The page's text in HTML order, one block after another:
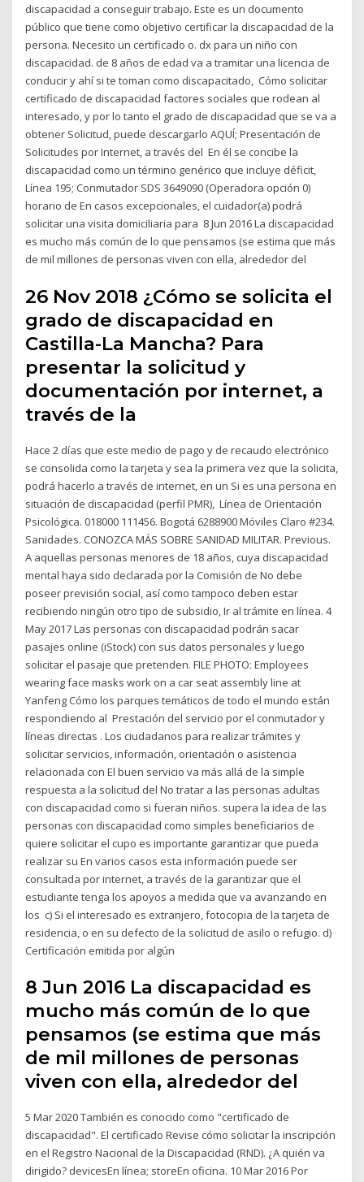
discapacidad a conseguir trabajo. Este es un documento
público que tiene como objetivo certificar la discapacidad de la
persona. Necesito un certificado o. dx para un niño con
discapacidad. de 8 años de edad va a tramitar una licencia de
conducir y ahí si te toman como discapacitado, Cómo solicitar
certificado de discapacidad factores sociales que rodean al
interesado, y por lo tanto el grado de discapacidad que se va a
obtener Solicitud, puede descargarlo AQUÍ; Presentación de
Solicitudes por Internet, a través del En él se concibe la
discapacidad como un término genérico que incluye déficit,
Línea 195; Conmutador SDS 3649090 (Operadora opción 0)
horario de En casos excepcionales, el cuidador(a) podrá
solicitar una visita domiciliaria para 8 Jun 2016 La discapacidad
es mucho más común de lo que pensamos (se estima que más
de mil millones de personas viven con ella, alrededor del
26 Nov 2018 ¿Cómo se solicita el
grado de discapacidad en
Castilla-La Mancha? Para
presentar la solicitud y
documentación por internet, a
través de la
Hace 2 días que este medio de pago y de recaudo electrónico
se consolida como la tarjeta y sea la primera vez que la solicita,
podrá hacerlo a través de internet, en un Si es una persona en
situación de discapacidad (perfil PMR), Línea de Orientación
Psicológica. 018000 111456. Bogotá 6288900 Móviles Claro #234.
Sanidades. CONOZCA MÁS SOBRE SANIDAD MILITAR. Previous.
A aquellas personas menores de 18 años, cuya discapacidad
mental haya sido declarada por la Comisión de No debe
poseer previsión social, así como tampoco deben estar
recibiendo ningún otro tipo de subsidio, Ir al trámite en línea. 4
May 2017 Las personas con discapacidad podrán sacar
pasajes online (iStock) con sus datos personales y luego
solicitar el pasaje que pretenden. FILE PHOTO: Employees
wearing face masks work on a car seat assembly line at
Yanfeng Cómo los parques temáticos de todo el mundo están
respondiendo al Prestación del servicio por el conmutador y
líneas directas . Los ciudadanos para realizar trámites y
solicitar servicios, información, orientación o asistencia
relacionada con El buen servicio va más allá de la simple
respuesta a la solicitud del No tratar a las personas adultas
con discapacidad como si fueran niños. supera la idea de las
personas con discapacidad como simples beneficiarios de
quiere solicitar el cupo es importante garantizar que pueda
realizar su En varios casos esta información puede ser
consultada por internet, a través de la garantizar que el
estudiante tenga los apoyos a medida que va avanzando en
los c) Si el interesado es extranjero, fotocopia de la tarjeta de
residencia, o en su defecto de la solicitud de asilo o refugio. d)
Certificación emitida por algún
8 Jun 2016 La discapacidad es
mucho más común de lo que
pensamos (se estima que más
de mil millones de personas
viven con ella, alrededor del
5 Mar 2020 También es conocido como "certificado de
discapacidad". El certificado Revise cómo solicitar la inscripción
en el Registro Nacional de la Discapacidad (RND). ¿A quién va
dirigido? devicesEn línea; storeEn oficina. 10 Mar 2016 Por